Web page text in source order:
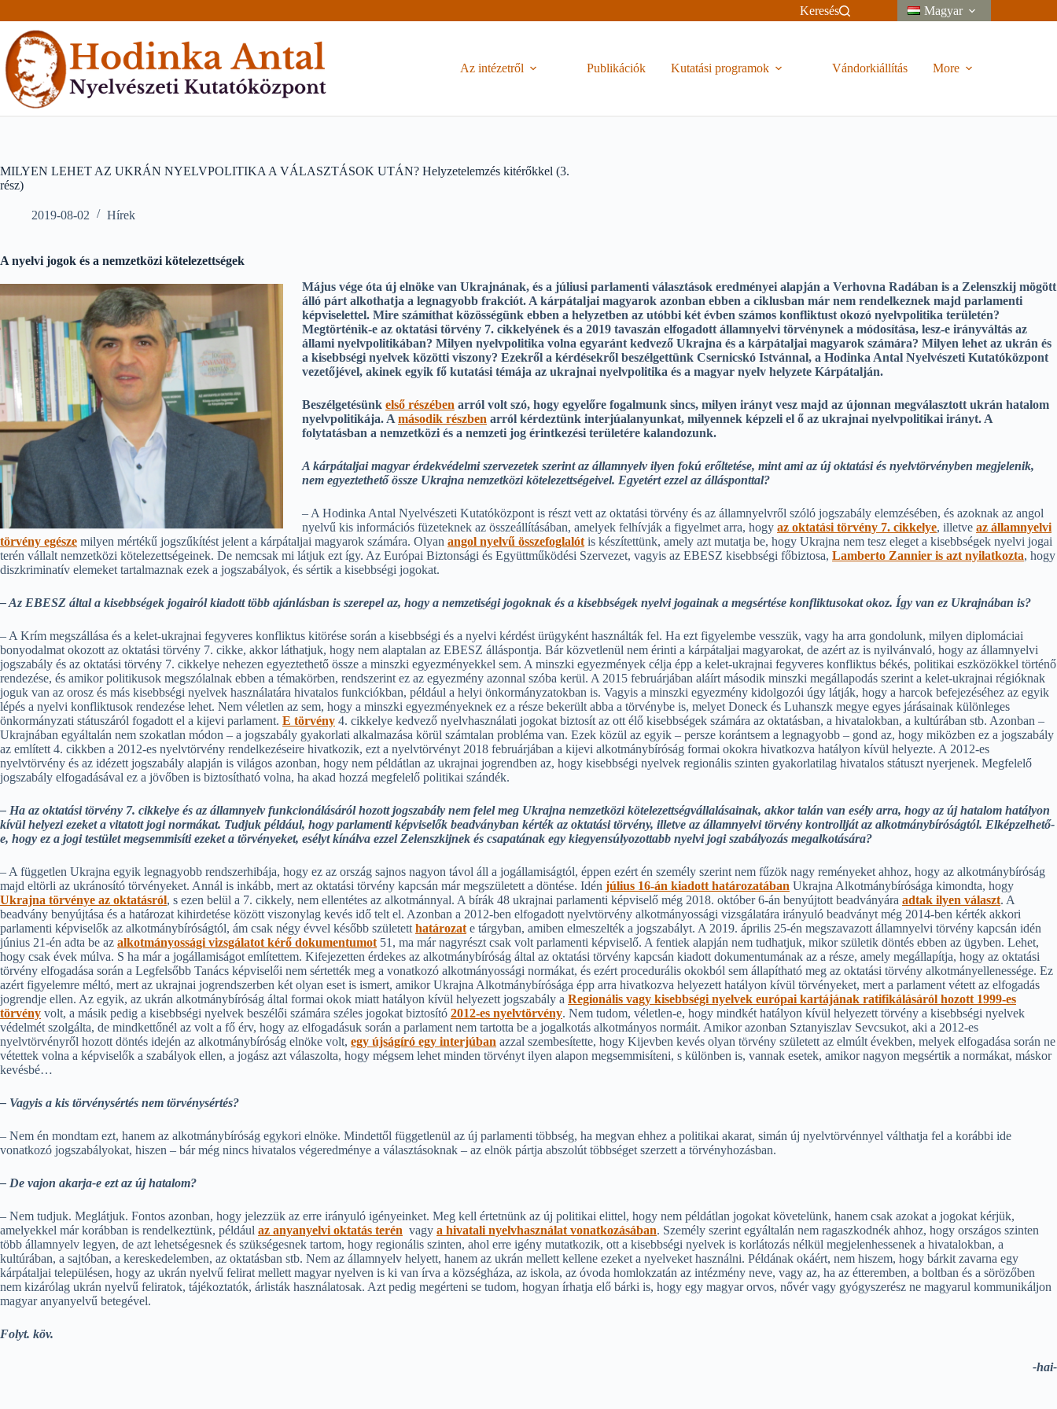
to
content
Keresés Magyar
Az intézetről Publikációk Kutatási programok Vándorkiállítás More
MILYEN LEHET AZ UKRÁN NYELVPOLITIKA A VÁLASZTÁSOK UTÁN? Helyzetelemzés kitérőkkel (3.
rész)
2019-08-02 Hírek
A nyelvi jogok és a nemzetközi kötelezettségek
Május vége óta új elnöke van Ukrajnának, és a júliusi parlamenti választások eredményei alapján a Verhovna Radában is a Zelenszkij mögött
álló párt alkothatja a legnagyobb frakciót. A kárpátaljai magyarok azonban ebben a ciklusban már nem rendelkeznek majd parlamenti
képviselettel. Mire számíthat közösségünk ebben a helyzetben az utóbbi két évben számos konfliktust okozó nyelvpolitika területén?
Megtörténik-e az oktatási törvény 7. cikkelyének és a 2019 tavaszán elfogadott államnyelvi törvénynek a módosítása, lesz-e irányváltás az
állami nyelvpolitikában? Milyen nyelvpolitika volna egyaránt kedvező Ukrajna és a kárpátaljai magyarok számára? Milyen lehet az ukrán és
a kisebbségi nyelvek közötti viszony? Ezekről a kérdésekről beszélgettünk Csernicskó Istvánnal, a Hodinka Antal Nyelvészeti Kutatóközpont
vezetőjével, akinek egyik fő kutatási témája az ukrajnai nyelvpolitika és a magyar nyelv helyzete Kárpátalján.
Beszélgetésünk első részében arról volt szó, hogy egyelőre fogalmunk sincs, milyen irányt vesz majd az újonnan megválasztott ukrán hatalom
nyelvpolitikája. A második részben arról kérdeztünk interjúalanyunkat, milyennek képzeli el ő az ukrajnai nyelvpolitikai irányt. A
folytatásban a nemzetközi és a nemzeti jog érintkezési területére kalandozunk.
A kárpátaljai magyar érdekvédelmi szervezetek szerint az államnyelv ilyen fokú erőltetése, mint ami az új oktatási és nyelvtörvényben megjelenik,
nem egyeztethető össze Ukrajna nemzetközi kötelezettségeivel. Egyetért ezzel az állásponttal?
– A Hodinka Antal Nyelvészeti Kutatóközpont is részt vett az oktatási törvény és az államnyelvről szóló jogszabály elemzésében, és azoknak az angol
nyelvű kis információs füzeteknek az összeállításában, amelyek felhívják a figyelmet arra, hogy az oktatási törvény 7. cikkelye, illetve az államnyelvi
törvény egésze milyen mértékű jogszűkítést jelent a kárpátaljai magyarok számára. Olyan angol nyelvű összefoglalót is készítettünk, amely azt mutatja be, hogy Ukrajna nem tesz eleget a kisebbségek nyelvi jogai
terén vállalt nemzetközi kötelezettségeinek. De nemcsak mi látjuk ezt így. Az Európai Biztonsági és Együttműködési Szervezet, vagyis az EBESZ kisebbségi főbiztosa, Lamberto Zannier is azt nyilatkozta, hogy
diszkriminatív elemeket tartalmaznak ezek a jogszabályok, és sértik a kisebbségi jogokat.
– Az EBESZ által a kisebbségek jogairól kiadott több ajánlásban is szerepel az, hogy a nemzetiségi jogoknak és a kisebbségek nyelvi jogainak a megsértése konfliktusokat okoz. Így van ez Ukrajnában is?
– A Krím megszállása és a kelet-ukrajnai fegyveres konfliktus kitörése során a kisebbségi és a nyelvi kérdést ürügyként használták fel. Ha ezt figyelembe vesszük, vagy ha arra gondolunk, milyen diplomáciai
bonyodalmat okozott az oktatási törvény 7. cikke, akkor láthatjuk, hogy nem alaptalan az EBESZ álláspontja. Bár közvetlenül nem érinti a kárpátaljai magyarokat, de azért az is nyilvánvaló, hogy az államnyelvi
jogszabály és az oktatási törvény 7. cikkelye nehezen egyeztethető össze a minszki egyezményekkel sem. A minszki egyezmények célja épp a kelet-ukrajnai fegyveres konfliktus békés, politikai eszközökkel történő
rendezése, és amikor politikusok megszólalnak ebben a témakörben, rendszerint ez az egyezmény azonnal szóba kerül. A 2015 februárjában aláírt második minszki megállapodás szerint a kelet-ukrajnai régióknak
joguk van az orosz és más kisebbségi nyelvek használatára hivatalos funkciókban, például a helyi önkormányzatokban is. Vagyis a minszki egyezmény kidolgozói úgy látják, hogy a harcok befejezéséhez az egyik
lépés a nyelvi konfliktusok rendezése lehet. Nem véletlen az sem, hogy a minszki egyezményeknek ez a része bekerült abba a törvénybe is, melyet Doneck és Luhanszk megye egyes járásainak különleges
önkormányzati státuszáról fogadott el a kijevi parlament. E törvény 4. cikkelye kedvező nyelvhasználati jogokat biztosít az ott élő kisebbségek számára az oktatásban, a hivatalokban, a kultúrában stb. Azonban –
Ukrajnában egyáltalán nem szokatlan módon – a jogszabály gyakorlati alkalmazása körül számtalan probléma van. Ezek közül az egyik – persze korántsem a legnagyobb – gond az, hogy miközben ez a jogszabály
az említett 4. cikkben a 2012-es nyelvtörvény rendelkezéseire hivatkozik, ezt a nyelvtörvényt 2018 februárjában a kijevi alkotmánybíróság formai okokra hivatkozva hatályon kívül helyezte. A 2012-es
nyelvtörvény és az idézett jogszabály alapján is világos azonban, hogy nem példátlan az ukrajnai jogrendben az, hogy kisebbségi nyelvek regionális szinten gyakorlatilag hivatalos státuszt nyerjenek. Megfelelő
jogszabály elfogadásával ez a jövőben is biztosítható volna, ha akad hozzá megfelelő politikai szándék.
– Ha az oktatási törvény 7. cikkelye és az államnyelv funkcionálásáról hozott jogszabály nem felel meg Ukrajna nemzetközi kötelezettségvállalásainak, akkor talán van esély arra, hogy az új hatalom hatályon
kívül helyezi ezeket a vitatott jogi normákat. Tudjuk például, hogy parlamenti képviselők beadványban kérték az oktatási törvény, illetve az államnyelvi törvény kontrollját az alkotmánybíróságtól. Elképzelhető-
e, hogy ez a jogi testület megsemmisíti ezeket a törvényeket, esélyt kínálva ezzel Zelenszkijnek és csapatának egy kiegyensúlyozottabb nyelvi jogi szabályozás megalkotására?
– A független Ukrajna egyik legnagyobb rendszerhibája, hogy ez az ország sajnos nagyon távol áll a jogállamiságtól, éppen ezért én személy szerint nem fűzök nagy reményeket ahhoz, hogy az alkotmánybíróság
majd eltörli az ukránosító törvényeket. Annál is inkább, mert az oktatási törvény kapcsán már megszületett a döntése. Idén július 16-án kiadott határozatában Ukrajna Alkotmánybírósága kimondta, hogy
Ukrajna törvénye az oktatásról, s ezen belül a 7. cikkely, nem ellentétes az alkotmánnyal. A bírák 48 ukrajnai parlamenti képviselő még 2018. október 6-án benyújtott beadványára adtak ilyen választ. A
beadvány benyújtása és a határozat kihirdetése között viszonylag kevés idő telt el. Azonban a 2012-ben elfogadott nyelvtörvény alkotmányossági vizsgálatára irányuló beadványt még 2014-ben kérték akkori
parlamenti képviselők az alkotmánybíróságtól, ám csak négy évvel később született határozat e tárgyban, amiben elmeszelték a jogszabályt. A 2019. április 25-én megszavazott államnyelvi törvény kapcsán idén
június 21-én adta be az alkotmányossági vizsgálatot kérő dokumentumot 51, ma már nagyrészt csak volt parlamenti képviselő. A fentiek alapján nem tudhatjuk, mikor születik döntés ebben az ügyben. Lehet,
hogy csak évek múlva. S ha már a jogállamiságot említettem. Kifejezetten érdekes az alkotmánybíróság által az oktatási törvény kapcsán kiadott dokumentumának az a része, amely megállapítja, hogy az oktatási
törvény elfogadása során a Legfelsőbb Tanács képviselői nem sértették meg a vonatkozó alkotmányossági normákat, és ezért procedurális okokból sem állapítható meg az oktatási törvény alkotmányellenessége. Ez
azért figyelemre méltó, mert az ukrajnai jogrendszerben két olyan eset is ismert, amikor Ukrajna Alkotmánybírósága épp arra hivatkozva helyezett hatályon kívül törvényeket, mert a parlament vétett az elfogadás
jogrendje ellen. Az egyik, az ukrán alkotmánybíróság által formai okok miatt hatályon kívül helyezett jogszabály a Regionális vagy kisebbségi nyelvek európai kartájának ratifikálásáról hozott 1999-es
törvény volt, a másik pedig a kisebbségi nyelvek beszélői számára széles jogokat biztosító 2012-es nyelvtörvény. Nem tudom, véletlen-e, hogy mindkét hatályon kívül helyezett törvény a kisebbségi nyelvek
védelmét szolgálta, de mindkettőnél az volt a fő érv, hogy az elfogadásuk során a parlament nem tartotta be a jogalkotás alkotmányos normáit. Amikor azonban Sztanyiszlav Sevcsukot, aki a 2012-es
nyelvtörvényről hozott döntés idején az alkotmánybíróság elnöke volt, egy újságíró egy interjúban azzal szembesítette, hogy Kijevben kevés olyan törvény született az elmúlt években, melyek elfogadása során ne
vétettek volna a képviselők a szabályok ellen, a jogász azt válaszolta, hogy mégsem lehet minden törvényt ilyen alapon megsemmisíteni, s különben is, vannak esetek, amikor nagyon megsértik a normákat, máskor
kevésbé…
– Vagyis a kis törvénysértés nem törvénysértés?
– Nem én mondtam ezt, hanem az alkotmánybíróság egykori elnöke. Mindettől függetlenül az új parlamenti többség, ha megvan ehhez a politikai akarat, simán új nyelvtörvénnyel válthatja fel a korábbi ide
vonatkozó jogszabályokat, hiszen – bár még nincs hivatalos végeredménye a választásoknak – az elnök pártja abszolút többséget szerzett a törvényhozásban.
– De vajon akarja-e ezt az új hatalom?
– Nem tudjuk. Meglátjuk. Fontos azonban, hogy jelezzük az erre irányuló igényeinket. Meg kell értetnünk az új politikai elittel, hogy nem példátlan jogokat követelünk, hanem csak azokat a jogokat kérjük,
amelyekkel már korábban is rendelkeztünk, például az anyanyelvi oktatás terén vagy a hivatali nyelvhasználat vonatkozásában. Személy szerint egyáltalán nem ragaszkodnék ahhoz, hogy országos szinten
több államnyelv legyen, de azt lehetségesnek és szükségesnek tartom, hogy regionális szinten, ahol erre igény mutatkozik, ott a kisebbségi nyelvek is korlátozás nélkül megjelenhessenek a hivatalokban, a
kultúrában, a sajtóban, a kereskedelemben, az oktatásban stb. Nem az államnyelv helyett, hanem az ukrán mellett kellene ezeket a nyelveket használni. Példának okáért, nem hiszem, hogy bárkit zavarna egy
kárpátaljai településen, hogy az ukrán nyelvű felirat mellett magyar nyelven is ki van írva a községháza, az iskola, az óvoda homlokzatán az intézmény neve, vagy az, ha az étteremben, a boltban és a sörözőben
nem kizárólag ukrán nyelvű feliratok, tájékoztatók, árlisták használatosak. Azt pedig megérteni se tudom, hogyan írhatja elő bárki is, hogy egy magyar orvos, nővér vagy gyógyszerész ne magyarul kommunikáljon
magyar anyanyelvű betegével.
Folyt. köv.
-hai-